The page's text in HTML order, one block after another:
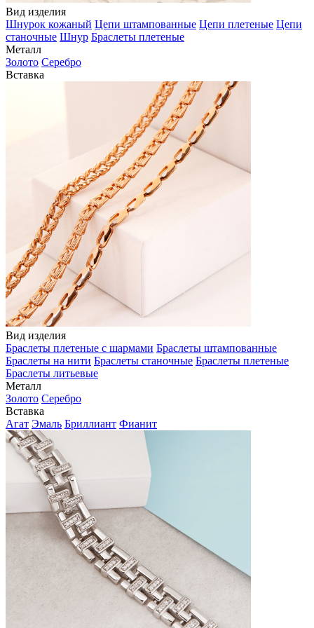
Вид изделия
Шнурок кожаный Цепи штампованные Цепи плетеные Цепи
станочные Шнур Браслеты плетеные
Металл
Золото Серебро
Вставка
Вид изделия
Браслеты плетеные с шармами Браслеты штампованные
Браслеты на нити Браслеты станочные Браслеты плетеные
Браслеты литьевые
Металл
Золото Серебро
Вставка
Агат Эмаль Бриллиант Фианит